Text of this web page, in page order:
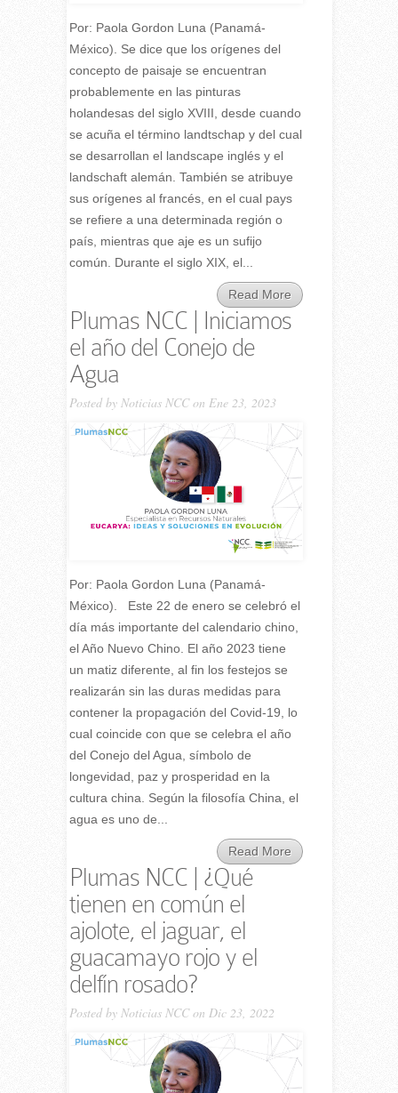
Por: Paola Gordon Luna (Panamá-
México). Se dice que los orígenes del
concepto de paisaje se encuentran
probablemente en las pinturas
holandesas del siglo XVIII, desde cuando
se acuña el término landtschap y del cual
se desarrollan el landscape inglés y el
landschaft alemán. También se atribuye
sus orígenes al francés, en el cual pays
se refiere a una determinada región o
país, mientras que aje es un sufijo
común. Durante el siglo XIX, el...
Read More
Plumas NCC | Iniciamos
el año del Conejo de
Agua
Posted by Noticias NCCon Ene 23, 2023
Por: Paola Gordon Luna (Panamá-
México). Este 22 de enero se celebró el
día más importante del calendario chino,
el Año Nuevo Chino. El año 2023 tiene
un matiz diferente, al fin los festejos se
realizarán sin las duras medidas para
contener la propagación del Covid-19, lo
cual coincide con que se celebra el año
del Conejo del Agua, símbolo de
longevidad, paz y prosperidad en la
cultura china. Según la filosofía China, el
agua es uno de...
Read More
Plumas NCC | ¿Qué
tienen en común el
ajolote, el jaguar, el
guacamayo rojo y el
delfín rosado?
Posted by Noticias NCCon Dic 23, 2022